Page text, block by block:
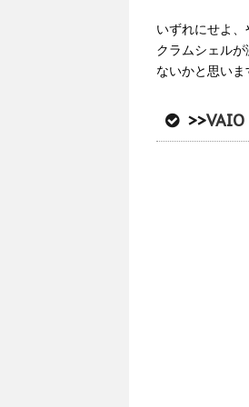
いずれにせよ
クラムシェル
ないかと思いま
>>